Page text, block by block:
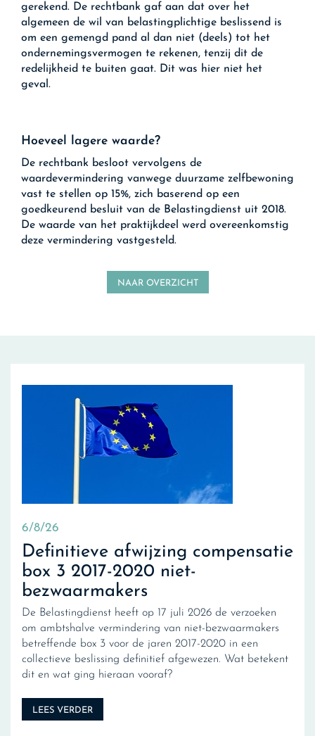
gerekend. De rechtbank gaf aan dat over het
algemeen de wil van belastingplichtige beslissend is
om een gemengd pand al dan niet (deels) tot het
ondernemingsvermogen te rekenen, tenzij dit de
redelijkheid te buiten gaat. Dit was hier niet het
geval.
Hoeveel lagere waarde?
De rechtbank besloot vervolgens de
waardevermindering vanwege duurzame zelfbewoning
vast te stellen op 15%, zich baserend op een
goedkeurend besluit van de Belastingdienst uit 2018.
De waarde van het praktijkdeel werd overeenkomstig
deze vermindering vastgesteld.
NAAR OVERZICHT
6/8/26
Definitieve afwijzing compensatie
box 3 2017-2020 niet-
bezwaarmakers
De Belastingdienst heeft op 17 juli 2026 de verzoeken
om ambtshalve vermindering van niet-bezwaarmakers
betreffende box 3 voor de jaren 2017-2020 in een
collectieve beslissing definitief afgewezen. Wat betekent
dit en wat ging hieraan vooraf?
LEES VERDER